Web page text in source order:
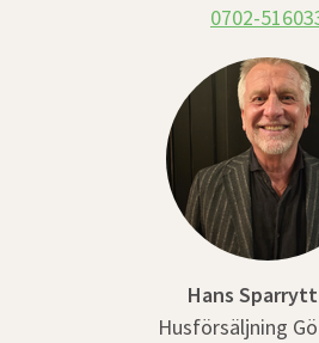
0702-
Hans
Husförsäljning